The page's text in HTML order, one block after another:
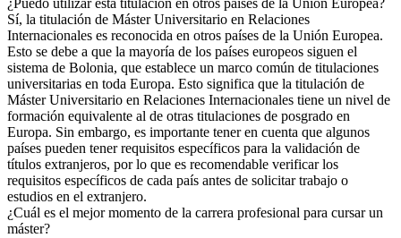
¿Puedo utilizar esta titulación en otros países de la Unión Europea?
Sí, la titulación de Máster Universitario en Relaciones
Internacionales es reconocida en otros países de la Unión Europea.
Esto se debe a que la mayoría de los países europeos siguen el
sistema de Bolonia, que establece un marco común de titulaciones
universitarias en toda Europa. Esto significa que la titulación de
Máster Universitario en Relaciones Internacionales tiene un nivel de
formación equivalente al de otras titulaciones de posgrado en
Europa. Sin embargo, es importante tener en cuenta que algunos
países pueden tener requisitos específicos para la validación de
títulos extranjeros, por lo que es recomendable verificar los
requisitos específicos de cada país antes de solicitar trabajo o
estudios en el extranjero.
¿Cuál es el mejor momento de la carrera profesional para cursar un
máster?